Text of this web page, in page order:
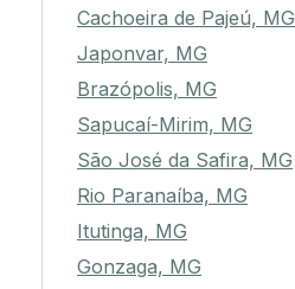
Cachoeira de Pajeú, MG
Japonvar, MG
Brazópolis, MG
Sapucaí-Mirim, MG
São José da Safira, MG
Rio Paranaíba, MG
Itutinga, MG
Gonzaga, MG